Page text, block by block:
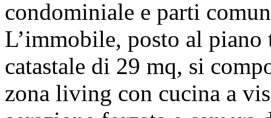
condominiale e parti
L’immobile, posto al piano
catastale di 29 mq, si
zona living con cucina a